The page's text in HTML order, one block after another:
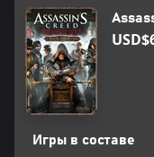
Игры в составе